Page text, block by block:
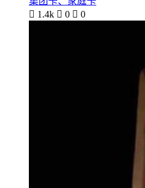
 1.4k  0  0